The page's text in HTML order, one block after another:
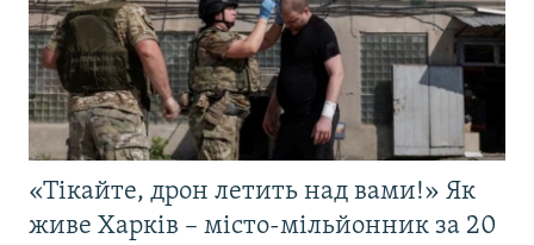
«Тікайте, дрон летить над вами!» Як
живе Харків – місто-мільйонник за 20